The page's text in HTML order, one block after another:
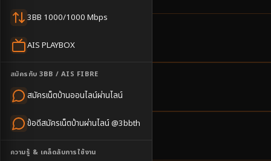
3BB 1000/1000 Mbps
AIS PLAYBOX
สมัครกับ 3BB / AIS FIBRE
สมัครเน็ตบ้านออนไลน์ผ่านไลน์
ข้อดีสมัครเน็ตบ้านผ่านไลน์ @3bbth
ความรู้ & เคล็ดลับการใช้งาน
10ตำบล
ครอบคลุมพื้นที่
3-5วันทำการ
นัดช่างติดตั้ง
ราคาเริ่มต้น